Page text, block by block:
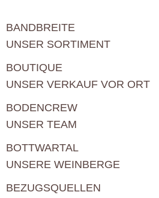
BANDBREITE
UNSER SORTIMENT
BOUTIQUE
UNSER VERKAUF VOR ORT
BODENCREW
UNSER TEAM
BOTTWARTAL
UNSERE WEINBERGE
BEZUGSQUELLEN